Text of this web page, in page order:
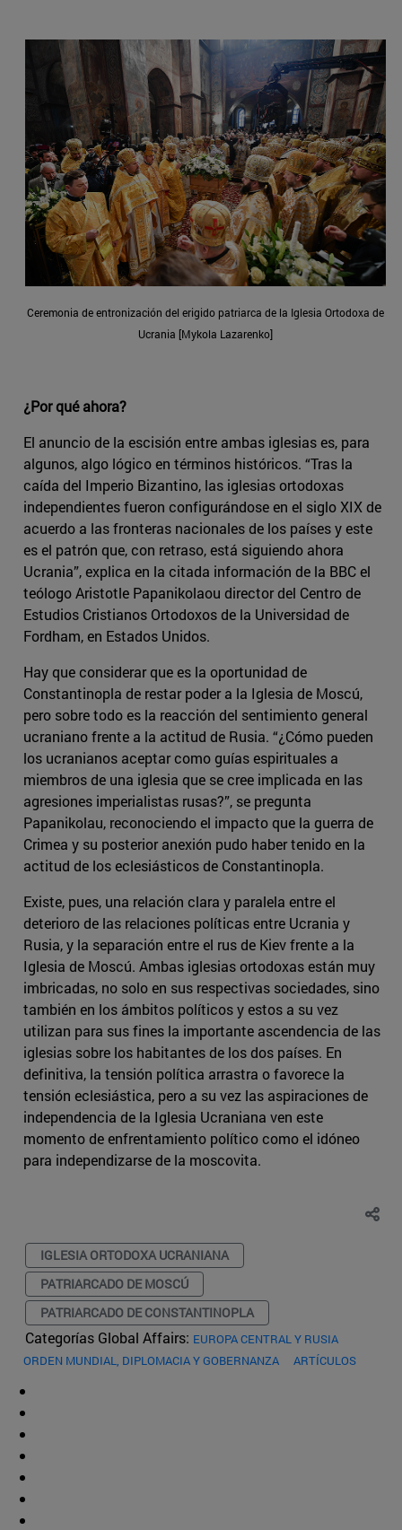
Ceremonia de entronización del erigido patriarca de la Iglesia Ortodoxa de
Ucrania [Mykola Lazarenko]
¿Por qué ahora?
El anuncio de la escisión entre ambas iglesias es, para
algunos, algo lógico en términos históricos. “Tras la
caída del Imperio Bizantino, las iglesias ortodoxas
independientes fueron configurándose en el siglo XIX de
acuerdo a las fronteras nacionales de los países y este
es el patrón que, con retraso, está siguiendo ahora
Ucrania”, explica en la citada información de la BBC el
teólogo Aristotle Papanikolaou director del Centro de
Estudios Cristianos Ortodoxos de la Universidad de
Fordham, en Estados Unidos.
Hay que considerar que es la oportunidad de
Constantinopla de restar poder a la Iglesia de Moscú,
pero sobre todo es la reacción del sentimiento general
ucraniano frente a la actitud de Rusia. “¿Cómo pueden
los ucranianos aceptar como guías espirituales a
miembros de una iglesia que se cree implicada en las
agresiones imperialistas rusas?”, se pregunta
Papanikolau, reconociendo el impacto que la guerra de
Crimea y su posterior anexión pudo haber tenido en la
actitud de los eclesiásticos de Constantinopla.
Existe, pues, una relación clara y paralela entre el
deterioro de las relaciones políticas entre Ucrania y
Rusia, y la separación entre el rus de Kiev frente a la
Iglesia de Moscú. Ambas iglesias ortodoxas están muy
imbricadas, no solo en sus respectivas sociedades, sino
también en los ámbitos políticos y estos a su vez
utilizan para sus fines la importante ascendencia de las
iglesias sobre los habitantes de los dos países. En
definitiva, la tensión política arrastra o favorece la
tensión eclesiástica, pero a su vez las aspiraciones de
independencia de la Iglesia Ucraniana ven este
momento de enfrentamiento político como el idóneo
para independizarse de la moscovita.
IGLESIA ORTODOXA UCRANIANA
PATRIARCADO DE MOSCÚ
PATRIARCADO DE CONSTANTINOPLA
Categorías Global Affairs: EUROPA CENTRAL Y RUSIA
ORDEN MUNDIAL, DIPLOMACIA Y GOBERNANZA
ARTÍCULOS